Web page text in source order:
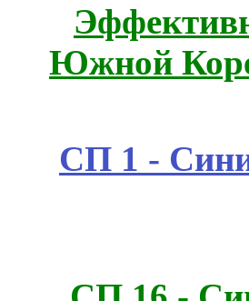
Южной
СП 1 -